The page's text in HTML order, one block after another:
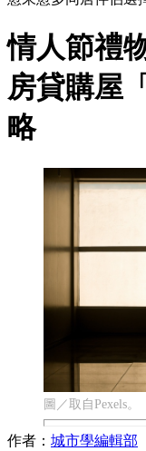
情人節禮
房貸購屋
略
圖／取自Pexels。
作者： 城市學編輯部